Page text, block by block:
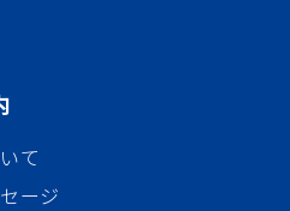
て
ージ